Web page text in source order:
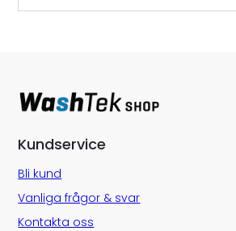
Kundservice
Bli kund
Vanliga frågor & svar
Kontakta oss